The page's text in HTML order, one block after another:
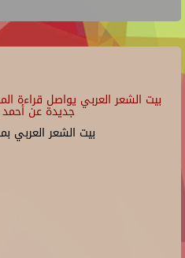
بيت الشعر العربي يواصل قراءة
جديدة عن
بيت الشعر العربي